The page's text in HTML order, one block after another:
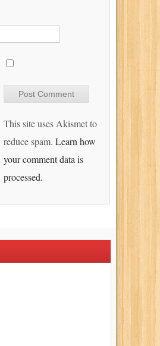
This site uses Akismet to
reduce spam. Learn how
your comment data is
processed.